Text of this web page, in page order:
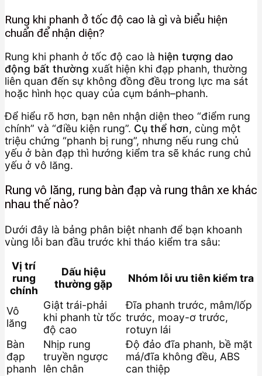
Rung khi phanh ở tốc độ cao là gì và biểu hiện
chuẩn để nhận diện?
Rung khi phanh ở tốc độ cao là hiện tượng dao
động bất thường xuất hiện khi đạp phanh, thường
liên quan đến sự không đồng đều trong lực ma sát
hoặc hình học quay của cụm bánh–phanh.
Để hiểu rõ hơn, bạn nên nhận diện theo “điểm rung
chính” và “điều kiện rung”. Cụ thể hơn, cùng một
triệu chứng “phanh bị rung”, nhưng nếu rung chủ
yếu ở bàn đạp thì hướng kiểm tra sẽ khác rung chủ
yếu ở vô lăng.
Rung vô lăng, rung bàn đạp và rung thân xe khác
nhau thế nào?
Dưới đây là bảng phân biệt nhanh để bạn khoanh
vùng lỗi ban đầu trước khi tháo kiểm tra sâu:
Vị trí
rung
chính
Dấu hiệu
thường gặp
Nhóm lỗi ưu tiên kiểm tra
Vô
lăng
Giật trái-phải
khi phanh từ tốc
độ cao
Đĩa phanh trước, mâm/lốp
trước, moay-ơ trước,
rotuyn lái
Bàn
đạp
phanh
Nhịp rung
truyền ngược
lên chân
Độ đảo đĩa phanh, bề mặt
má/đĩa không đều, ABS
can thiệp